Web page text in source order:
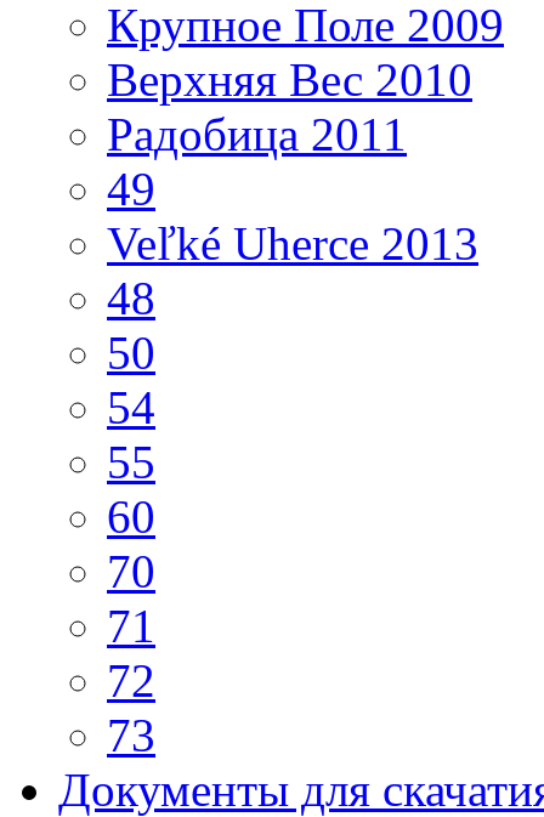
Крупное Поле 2009
Верхняя Вес 2010
Радобица 2011
49
Veľké Uherce 2013
48
50
54
55
60
70
71
72
73
Документы для